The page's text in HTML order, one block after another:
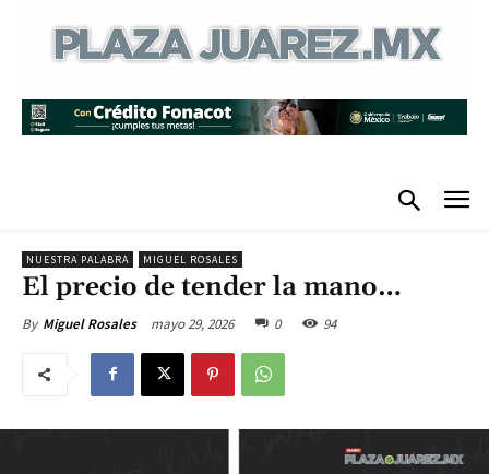
NUESTRA PALABRA MIGUEL ROSALES
El precio de tender la mano…
By Miguel Rosales mayo 29, 2026 0 94